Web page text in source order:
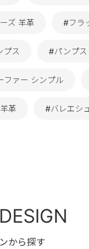
ズ 羊革 #フラ
プス #パンプス
ファー シンプル
革 #バレエシ
から探す